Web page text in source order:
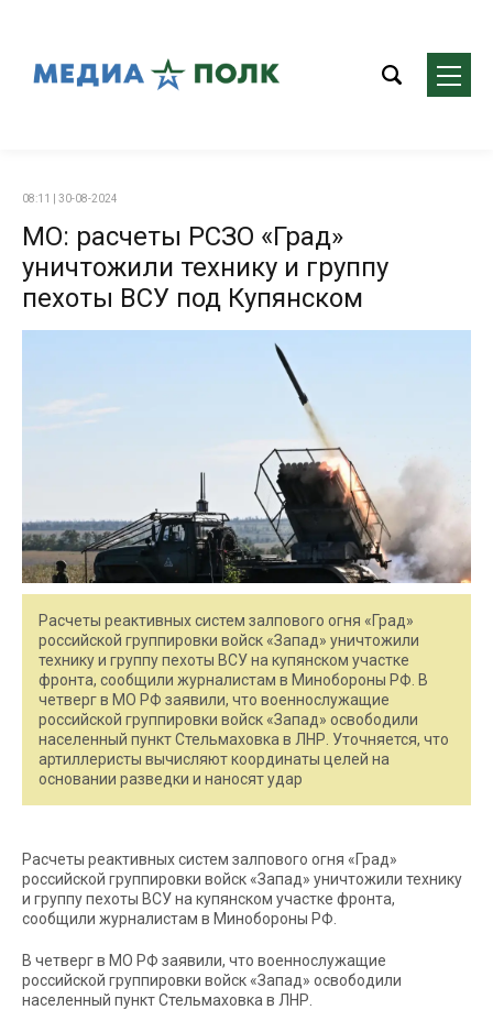
08:11 | 30-08-2024
МО: расчеты РСЗО «Град»
уничтожили технику и группу
пехоты ВСУ под Купянском
Расчеты реактивных систем залпового огня «Град»
российской группировки войск «Запад» уничтожили
технику и группу пехоты ВСУ на купянском участке
фронта, сообщили журналистам в Минобороны РФ. В
четверг в МО РФ заявили, что военнослужащие
российской группировки войск «Запад» освободили
населенный пункт Стельмаховка в ЛНР. Уточняется, что
артиллеристы вычисляют координаты целей на
основании разведки и наносят удар
Расчеты реактивных систем залпового огня «Град»
российской группировки войск «Запад» уничтожили технику
и группу пехоты ВСУ на купянском участке фронта,
сообщили журналистам в Минобороны РФ.
В четверг в МО РФ заявили, что военнослужащие
российской группировки войск «Запад» освободили
населенный пункт Стельмаховка в ЛНР.